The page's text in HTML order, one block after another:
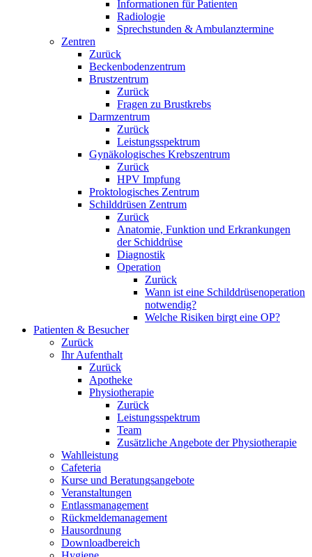
Informationen für Patienten
Radiologie
Sprechstunden & Ambulanztermine
Zentren
Zurück
Beckenbodenzentrum
Brustzentrum
Zurück
Fragen zu Brustkrebs
Darmzentrum
Zurück
Leistungsspektrum
Gynäkologisches Krebszentrum
Zurück
HPV Impfung
Proktologisches Zentrum
Schilddrüsen Zentrum
Zurück
Anatomie, Funktion und Erkrankungen
der Schiddrüse
Diagnostik
Operation
Zurück
Wann ist eine Schilddrüsenoperation
notwendig?
Welche Risiken birgt eine OP?
Patienten & Besucher
Zurück
Ihr Aufenthalt
Zurück
Apotheke
Physiotherapie
Zurück
Leistungsspektrum
Team
Zusätzliche Angebote der Physiotherapie
Wahlleistung
Cafeteria
Kurse und Beratungsangebote
Veranstaltungen
Entlassmanagement
Rückmeldemanagement
Hausordnung
Downloadbereich